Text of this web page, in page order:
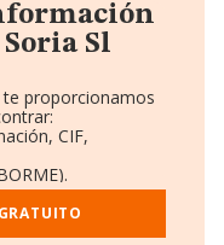
Sl
proporcionamos
CIF,
Empleados.